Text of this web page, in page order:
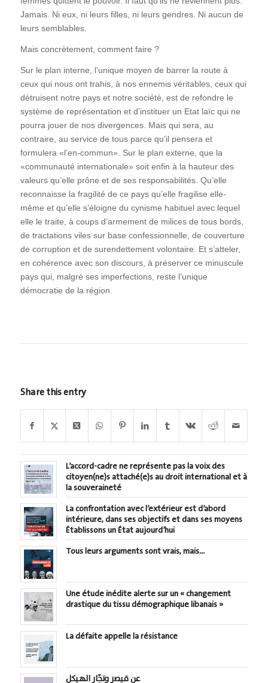
Jamais. Ni eux, ni leurs filles, ni leurs gendres. Ni aucun de
leurs semblables.
Mais concrètement, comment faire ?
Sur le plan interne, l’unique moyen de barrer la route à
ceux qui nous ont trahis, à nos ennemis véritables, ceux qui
détruisent notre pays et notre société, est de refondre le
système de représentation et d’instituer un Etat laïc qui ne
pourra jouer de nos divergences. Mais qui sera, au
contraire, au service de tous parce qu’il pensera et
formulera «l’en-commun». Sur le plan externe, que la
«communauté internationale» soit enfin à la hauteur des
valeurs qu’elle prône et de ses responsabilités. Qu’elle
reconnaisse la fragilité de ce pays qu’elle fragilise elle-
même et qu’elle s’éloigne du cynisme habituel avec lequel
elle le traite, à coups d’armement de milices de tous bords,
de tractations viles sur base confessionnelle, de couverture
de corruption et de surendettement volontaire. Et s’atteler,
en cohérence avec son discours, à préserver ce minuscule
pays qui, malgré ses imperfections, reste l’unique
démocratie de la région.
Share this entry
L’accord-cadre ne représente pas la voix des
citoyen(ne)s attaché(e)s au droit international et à
la souveraineté
La confrontation avec l’extérieur est d’abord
intérieure, dans ses objectifs et dans ses moyens
Établissons un État aujourd’hui
Tous leurs arguments sont vrais, mais…
Une étude inédite alerte sur un « changement
drastique du tissu démographique libanais »
La défaite appelle la résistance
عن قيصر وتجّار الهيكل